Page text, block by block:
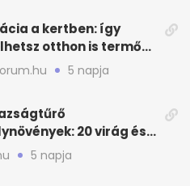
a kertben: így
otthon is termő
5 napja
20 virág és
a forró nyárra
5 napja